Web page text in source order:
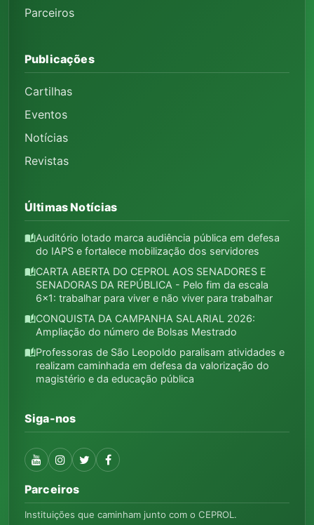
Parceiros
Publicações
Cartilhas
Eventos
Notícias
Revistas
Últimas Notícias
auto_storiesAuditório lotado marca audiência pública em defesa
do IAPS e fortalece mobilização dos servidores
auto_storiesCARTA ABERTA DO CEPROL AOS SENADORES E
SENADORAS DA REPÚBLICA - Pelo fim da escala
6x1: trabalhar para viver e não viver para trabalhar
auto_storiesCONQUISTA DA CAMPANHA SALARIAL 2026:
Ampliação do número de Bolsas Mestrado
auto_storiesProfessoras de São Leopoldo paralisam atividades e
realizam caminhada em defesa da valorização do
magistério e da educação pública
Siga-nos
Parceiros
Instituições que caminham junto com o CEPROL.